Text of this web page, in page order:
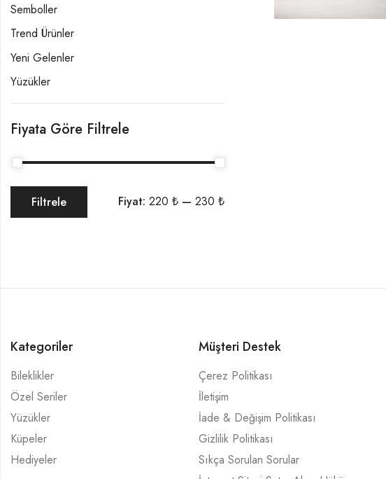
Semboller
Trend Ürünler
Yeni Gelenler
Yüzükler
Fiyata Göre Filtrele
Filtrele Fiyat: 220 ₺ — 230 ₺
Kategoriler
Bileklikler
Özel Seriler
Yüzükler
Küpeler
Hediyeler
Müşteri Destek
Çerez Politikası
İletişim
İade & Değişim Politikası
Gizlilik Politikası
Sıkça Sorulan Sorular